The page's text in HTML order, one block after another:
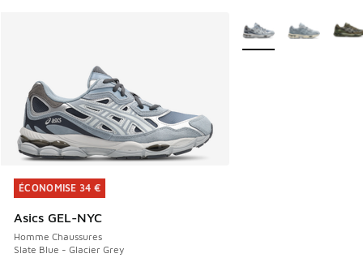
ÉCONOMISE 34 €
Asics GEL-NYC
Homme Chaussures
Slate Blue - Glacier Grey
ÉCONOMISE 34 €
Plus de couleurs